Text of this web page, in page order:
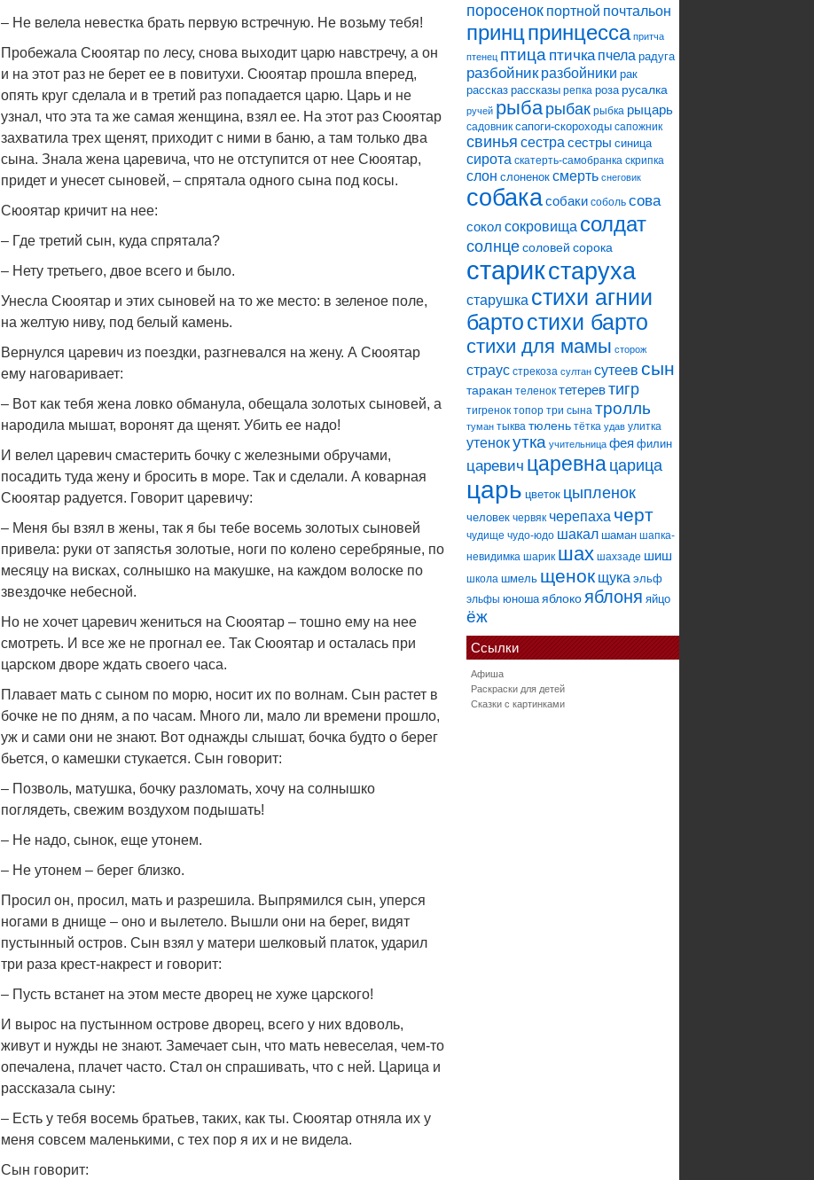
– Не велела невестка брать первую встречную. Не возьму тебя!
Пробежала Сюоятар по лесу, снова выходит царю навстречу, а он
и на этот раз не берет ее в повитухи. Сюоятар прошла вперед,
опять круг сделала и в третий раз попадается царю. Царь и не
узнал, что эта та же самая женщина, взял ее. На этот раз Сюоятар
захватила трех щенят, приходит с ними в баню, а там только два
сына. Знала жена царевича, что не отступится от нее Сюоятар,
придет и унесет сыновей, – спрятала одного сына под косы.
Сюоятар кричит на нее:
– Где третий сын, куда спрятала?
– Нету третьего, двое всего и было.
Унесла Сюоятар и этих сыновей на то же место: в зеленое поле,
на желтую ниву, под белый камень.
Вернулся царевич из поездки, разгневался на жену. А Сюоятар
ему наговаривает:
– Вот как тебя жена ловко обманула, обещала золотых сыновей, а
народила мышат, воронят да щенят. Убить ее надо!
И велел царевич смастерить бочку с железными обручами,
посадить туда жену и бросить в море. Так и сделали. А коварная
Сюоятар радуется. Говорит царевичу:
– Меня бы взял в жены, так я бы тебе восемь золотых сыновей
привела: руки от запястья золотые, ноги по колено серебряные, по
месяцу на висках, солнышко на макушке, на каждом волоске по
звездочке небесной.
Но не хочет царевич жениться на Сюоятар – тошно ему на нее
смотреть. И все же не прогнал ее. Так Сюоятар и осталась при
царском дворе ждать своего часа.
Плавает мать с сыном по морю, носит их по волнам. Сын растет в
бочке не по дням, а по часам. Много ли, мало ли времени прошло,
уж и сами они не знают. Вот однажды слышат, бочка будто о берег
бьется, о камешки стукается. Сын говорит:
– Позволь, матушка, бочку разломать, хочу на солнышко
поглядеть, свежим воздухом подышать!
– Не надо, сынок, еще утонем.
– Не утонем – берег близко.
Просил он, просил, мать и разрешила. Выпрямился сын, уперся
ногами в днище – оно и вылетело. Вышли они на берег, видят
пустынный остров. Сын взял у матери шелковый платок, ударил
три раза крест-накрест и говорит:
– Пусть встанет на этом месте дворец не хуже царского!
И вырос на пустынном острове дворец, всего у них вдоволь,
живут и нужды не знают. Замечает сын, что мать невеселая, чем-то
опечалена, плачет часто. Стал он спрашивать, что с ней. Царица и
рассказала сыну:
– Есть у тебя восемь братьев, таких, как ты. Сюоятар отняла их у
меня совсем маленькими, с тех пор я их и не видела.
Сын говорит:
поросенок портной почтальон
принцпринцесса притча
птенец птица птичка пчела радуга
разбойник разбойники рак
рассказ рассказы репка роза русалка
ручей рыбарыбак рыбка рыцарь
садовник сапоги-скороходы сапожник
свинья сестра сестры синица
сирота скатерть-самобранка скрипка
слон слоненок смерть снеговик
собакасобаки соболь сова
сокол сокровища солдат
солнцесоловей сорока
старикстаруха
старушка стихи агнии
бартостихи барто
стихи для мамы сторож
страус стрекоза султан сутеев сын
таракан теленок тетеревтигр
тигренок топор три сына тролль
туман тыква тюлень тётка удав улитка
утенокутка учительница фея филин
царевич царевна царица
царь цветок цыпленок
человек червяк черепаха черт
чудище чудо-юдо шакал шаман шапка-
невидимка шарик шах шахзаде шиш
школа шмель щенок щука эльф
эльфы юноша яблоко яблоня яйцо
ёж
Ссылки
Афиша
Раскраски для детей
Сказки с картинками